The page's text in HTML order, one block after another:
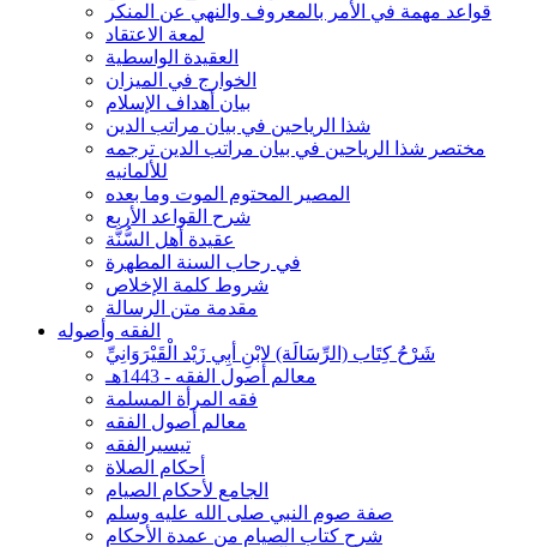
قواعد مهمة في الأمر بالمعروف والنهي عن المنكر
لمعة الاعتقاد
العقيدة الواسطية
الخوارج في الميزان
بيان أهداف الإسلام
شذا الرياحين في بيان مراتب الدين
مختصر شذا الرياحين في بيان مراتب الدين ترجمه
للألمانيه
المصير المحتوم الموت وما بعده
شرح القواعد الأربع
عقيدة أهل السُّنَّة
في رحاب السنة المطهرة
شروط كلمة الإخلاص
مقدمة متن الرسالة
الفقه وأصوله
شَرْحُ كِتَاب (الرِّسَالَة) لابْنِ أبِي زَيْد الْقَيْرَوَانِيِّ
معالم أصول الفقه - 1443هـ
فقه المرأة المسلمة
معالم أصول الفقه
تيسيرالفقه
أحكام الصلاة
الجامع لأحكام الصيام
صفة صوم النبي صلى الله عليه وسلم
شرح كتاب الصيام من عمدة الأحكام